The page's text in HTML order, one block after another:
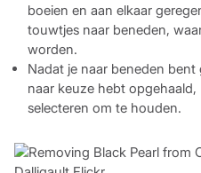
boeien en aan elkaar
touwtjes naar beneden,
worden.
Nadat je naar beneden
naar keuze hebt
selecteren om te houden.